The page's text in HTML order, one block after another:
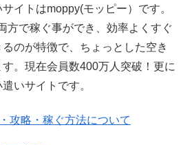
イトはmoppy(モッピー）です。
方で稼ぐ事ができ、効率よくすぐ
のが特徴で、ちょっとした空き
。現在会員数400万人突破！更に
いサイトです。
攻略・稼ぐ方法について